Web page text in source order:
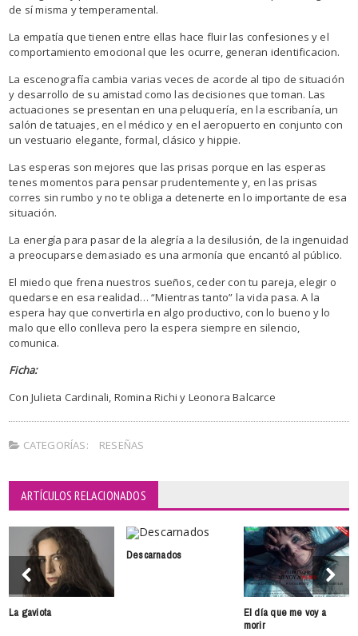
de sí misma y temperamental.
La empatía que tienen entre ellas hace fluir las confesiones y el
comportamiento emocional que les ocurre, generan identificacion.
La escenografía cambia varias veces de acorde al tipo de situación
y desarrollo de su amistad como las decisiones que toman. Las
actuaciones se presentan en una peluquería, en la escribanía, un
salón de tatuajes, en el médico y en el aeropuerto en conjunto con
un vestuario elegante, formal, clásico y hippie.
Las esperas son mejores que las prisas porque en las esperas
tenes momentos para pensar prudentemente y, en las prisas
corres sin rumbo y no te obliga a detenerte en lo importante de esa
situación.
La energía para pasar de la alegría a la desilusión, de la ingenuidad
a preocuparse demasiado es una armonía que encantó al público.
El miedo que frena nuestros sueños, ceder con tu pareja, elegir o
quedarse en esa realidad… “Mientras tanto” la vida pasa. A la
espera hay que convertirla en algo productivo, con lo bueno y lo
malo que ello conlleva pero la espera siempre en silencio,
comunica.
Ficha:
Con Julieta Cardinali, Romina Richi y Leonora Balcarce
CATEGORÍAS: RESEÑAS
ARTÍCULOS RELACIONADOS
La gaviota
Descarnados
El día que me voy a
morir